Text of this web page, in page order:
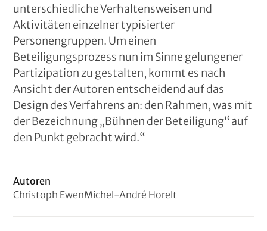
unterschiedliche Verhaltensweisen und
Aktivitäten einzelner typisierter
Personengruppen. Um einen
Beteiligungsprozess nun im Sinne gelungener
Partizipation zu gestalten, kommt es nach
Ansicht der Autoren entscheidend auf das
Design des Verfahrens an: den Rahmen, was mit
der Bezeichnung „Bühnen der Beteiligung“ auf
den Punkt gebracht wird.“
Autoren
Christoph EwenMichel-André Horelt